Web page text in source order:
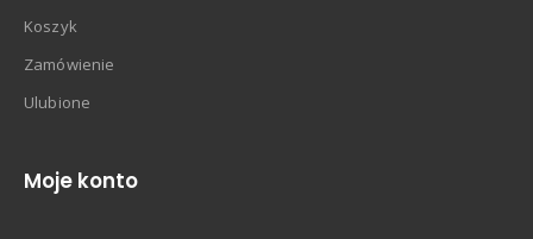
Koszyk
Zamówienie
Ulubione
Moje konto